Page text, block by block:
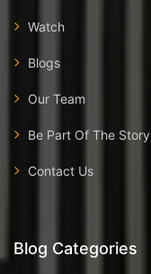
Watch
Blogs
Our Team
Be Part Of The Story
Contact Us
Blog Categories